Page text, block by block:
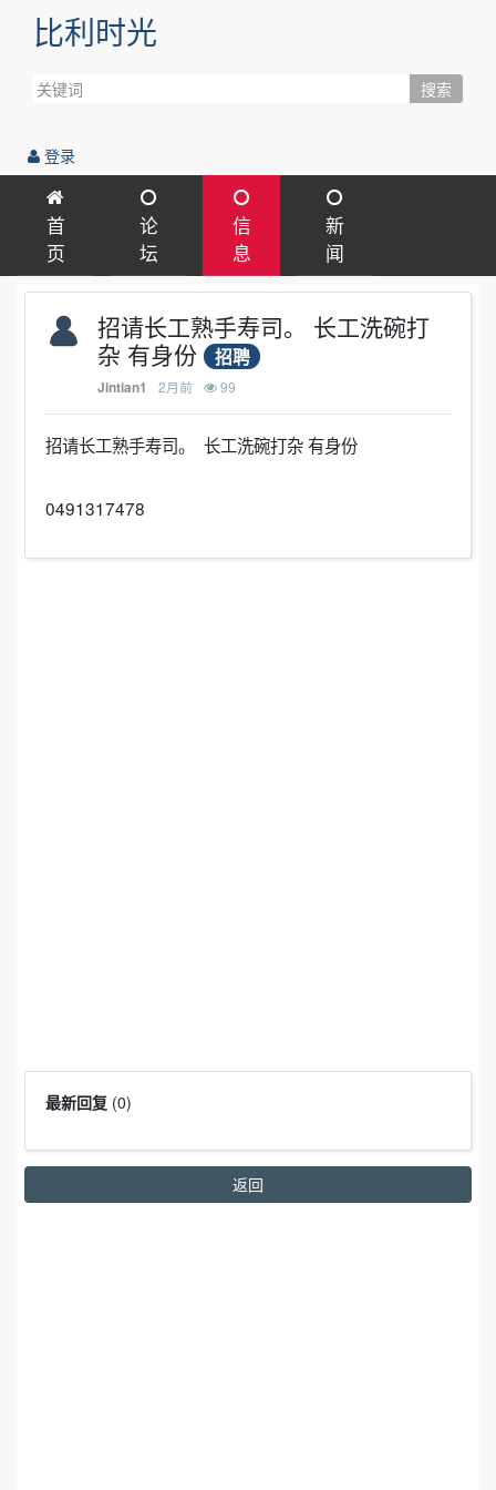
比利时光
搜索
登录
首
页
论
坛
信
息
新
闻
招请长工熟手寿司。 长工洗碗打
杂 有身份 招聘
Jintian1 2月前 99
招请长工熟手寿司。 长工洗碗打杂 有身份
0491317478
最新回复(0)
返回